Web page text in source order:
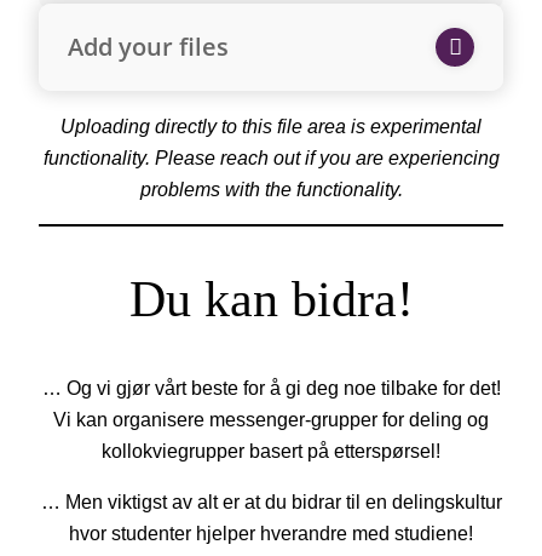
Add your files
Uploading directly to this file area is experimental
functionality. Please reach out if you are experiencing
problems with the functionality.
Du kan bidra!
… Og vi gjør vårt beste for å gi deg noe tilbake for det!
Vi kan organisere messenger-grupper for deling og
kollokviegrupper basert på etterspørsel!
… Men viktigst av alt er at du bidrar til en delingskultur
hvor studenter hjelper hverandre med studiene!